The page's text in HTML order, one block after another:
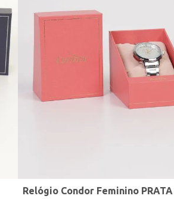
Relógio Condor Feminino PRATA